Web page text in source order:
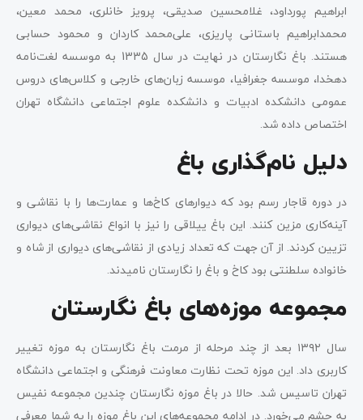
ابراهیم پورداود، غلامحسین صدیقی، پرویز خانلری، محمد معین،
محمدابراهیم باستانی پاریزی، علی‌محمد کاردان و محمود حسابی
هستند. باغ نگارستان در نهایت در سال 1335 به موسسه لغت‌نامه
دهخدا، موسسه جغرافیا، موسسه زبان‌های خارجی و کلاس‌های دروس
عمومی دانشکده ادبیات و دانشکده علوم اجتماعی دانشگاه تهران
اختصاص داده شد.
دلیل نام‌گذاری باغ
در دوره قاجار رسم بود که دیوارهای کاخ‌ها و عمارت‌ها را با نقاشی و
آینه‌کاری مزین کنند. این باغ ییلاقی را نیز با انواع نقاشی‌های دیواری
تزیین کردند. از آن جهت که تعداد زیادی از نقاشی‌های دیواری‌ از شاه و
خانواده سلطنتی بود کاخ و باغ را نگارستان نامیدند.
مجموعه موزه‌های باغ نگارستان
سال ۱۳۹۲ بعد از چند مرحله از مرمت باغ نگارستان به موزه تغییر
کاربری داد. این موزه تحت نظارت معاونت فرهنگی و اجتماعی دانشگاه
تهران تاسیس شد. حالا در باغ موزه نگارستان چندین مجموعه نفیس
به چشم می‌خورد. در ادامه مجموعه‌های این باغ موزه را به شما معرفی